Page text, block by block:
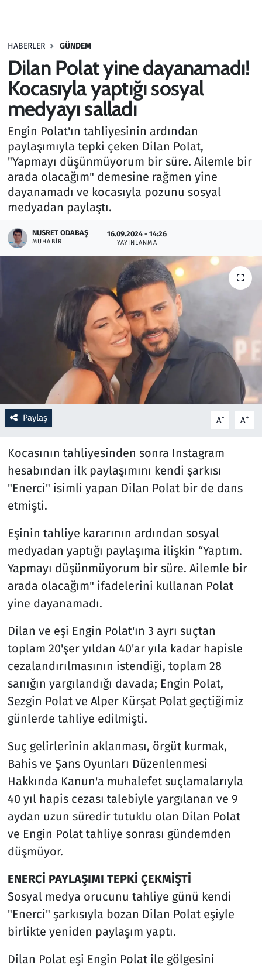
HABERLER GÜNDEM
Dilan Polat yine dayanamadı!
Kocasıyla yaptığı sosyal
medyayı salladı
Engin Polat'ın tahliyesinin ardından
paylaşımıyla tepki çeken Dilan Polat,
"Yapmayı düşünmüyorum bir süre. Ailemle bir
arada olacağım" demesine rağmen yine
dayanamadı ve kocasıyla pozunu sosyal
medyadan paylaştı.
NUSRET ODABAŞ
MUHABIR
16.09.2024 - 14:26
YAYINLANMA
Paylaş A- A+
Kocasının tahliyesinden sonra Instagram
hesabından ilk paylaşımını kendi şarkısı
"Enerci" isimli yapan Dilan Polat bir de dans
etmişti.
Eşinin tahliye kararının ardından sosyal
medyadan yaptığı paylaşıma ilişkin “Yaptım.
Yapmayı düşünmüyorum bir süre. Ailemle bir
arada olacağım" ifadelerini kullanan Polat
yine dayanamadı.
Dilan ve eşi Engin Polat'ın 3 ayrı suçtan
toplam 20'şer yıldan 40'ar yıla kadar hapisle
cezalandırılmasının istendiği, toplam 28
sanığın yargılandığı davada; Engin Polat,
Sezgin Polat ve Alper Kürşat Polat geçtiğimiz
günlerde tahliye edilmişti.
Suç gelirlerinin aklanması, örgüt kurmak,
Bahis ve Şans Oyunları Düzenlenmesi
Hakkında Kanun'a muhalefet suçlamalarıyla
40 yıl hapis cezası talebiyle yargılanan ve 9
aydan uzun süredir tutuklu olan Dilan Polat
ve Engin Polat tahliye sonrası gündemden
düşmüyor.
ENERCİ PAYLAŞIMI TEPKİ ÇEKMİŞTİ
Sosyal medya orucunu tahliye günü kendi
"Enerci" şarkısıyla bozan Dilan Polat eşiyle
birlikte yeniden paylaşım yaptı.
Dilan Polat eşi Engin Polat ile gölgesini
Haber
Kültür Sanat
Kurumsal Haberler
Lezzet Durağı
Memur ve Kamu
Otomobil
Oyun
Ramazan
Resmi İlanlar
Rüya Tabirleri
Savunma Sanayi
Seçim 2023
Teknoloji ve Bilim
Televizyon